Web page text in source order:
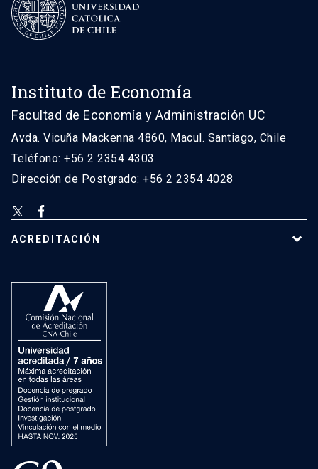
Instituto de Economía
Facultad de Economía y Administración UC
Avda. Vicuña Mackenna 4860, Macul. Santiago, Chile
Teléfono: +56 2 2354 4303
Dirección de Postgrado: +56 2 2354 4028
ACREDITACIÓN